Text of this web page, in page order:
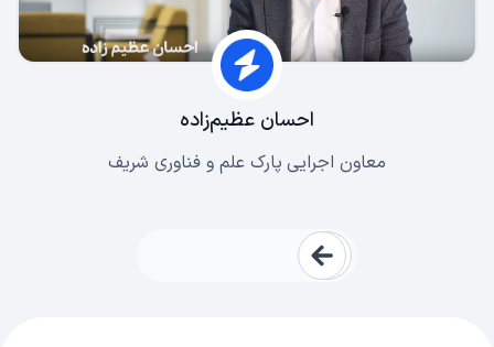
احسان عظیم‌زاده
معاون اجرایی پارک علم و فناوری شریف